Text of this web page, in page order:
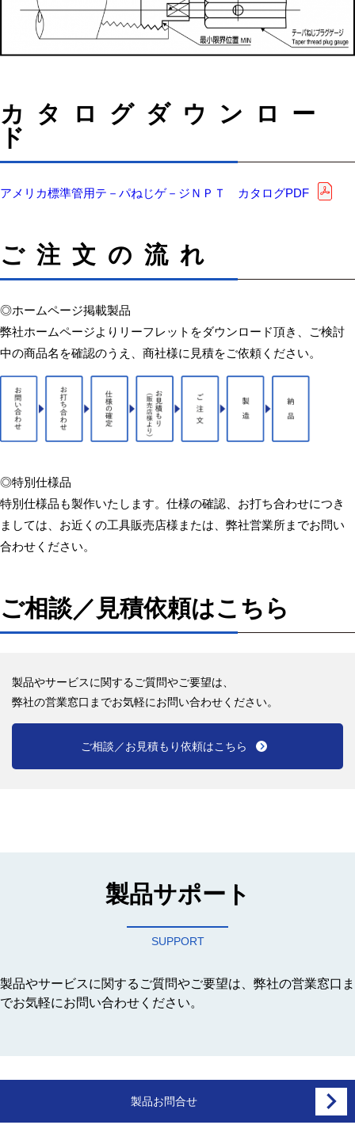
カタログダウンロー
ド
アメリカ標準管用テ－パねじゲ－ジＮＰＴ カタログPDF
ご注文の流れ
◎ホームページ掲載製品
弊社ホームページよりリーフレットをダウンロード頂き、ご検討
中の商品名を確認のうえ、商社様に見積をご依頼ください。
◎特別仕様品
特別仕様品も製作いたします。仕様の確認、お打ち合わせにつき
ましては、お近くの工具販売店様または、弊社営業所までお問い
合わせください。
ご相談／見積依頼はこちら
製品やサービスに関するご質問やご要望は、
弊社の営業窓口までお気軽にお問い合わせください。
ご相談／お見積もり依頼はこちら
製品サポート
SUPPORT
製品やサービスに関するご質問やご要望は、弊社の営業窓口ま
でお気軽にお問い合わせください。
製品お問合せ